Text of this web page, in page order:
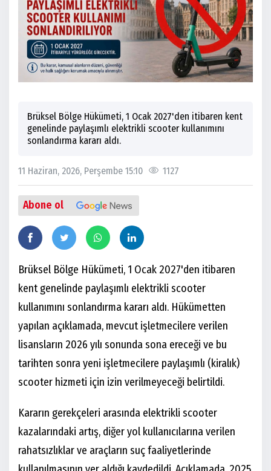
Brüksel Bölge Hükümeti, 1 Ocak 2027'den itibaren kent
genelinde paylaşımlı elektrikli scooter kullanımını
sonlandırma kararı aldı.
11 Haziran, 2026, Perşembe 15:10 1127
Abone ol
Brüksel Bölge Hükümeti, 1 Ocak 2027'den itibaren
kent genelinde paylaşımlı elektrikli scooter
kullanımını sonlandırma kararı aldı. Hükümetten
yapılan açıklamada, mevcut işletmecilere verilen
lisansların 2026 yılı sonunda sona ereceği ve bu
tarihten sonra yeni işletmecilere paylaşımlı (kiralık)
scooter hizmeti için izin verilmeyeceği belirtildi.
Kararın gerekçeleri arasında elektrikli scooter
kazalarındaki artış, diğer yol kullanıcılarına verilen
rahatsızlıklar ve araçların suç faaliyetlerinde